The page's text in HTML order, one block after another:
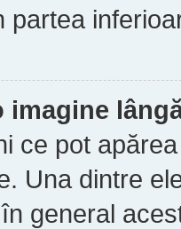
partea
imagine
ce pot
Una dintre
general